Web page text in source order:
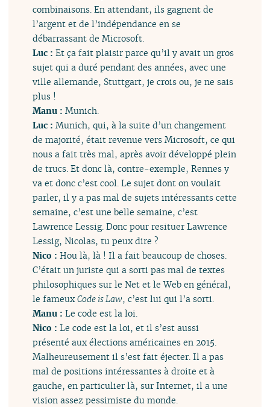
combinaisons. En attendant, ils gagnent de
l’argent et de l’indépendance en se
débarrassant de Microsoft.
Luc :Et ça fait plaisir parce qu’il y avait un gros
sujet qui a duré pendant des années, avec une
ville allemande, Stuttgart, je crois ou, je ne sais
plus !
Manu :Munich.
Luc :Munich, qui, à la suite d’un changement
de majorité, était revenue vers Microsoft, ce qui
nous a fait très mal, après avoir développé plein
de trucs. Et donc là, contre-exemple, Rennes y
va et donc c’est cool. Le sujet dont on voulait
parler, il y a pas mal de sujets intéressants cette
semaine, c’est une belle semaine, c’est
Lawrence Lessig. Donc pour resituer Lawrence
Lessig, Nicolas, tu peux dire ?
Nico :Hou là, là ! Il a fait beaucoup de choses.
C’était un juriste qui a sorti pas mal de textes
philosophiques sur le Net et le Web en général,
le fameuxCode is Law, c’est lui qui l’a sorti.
Manu :Le code est la loi.
Nico :Le code est la loi, et il s’est aussi
présenté aux élections américaines en 2015.
Malheureusement il s’est fait éjecter. Il a pas
mal de positions intéressantes à droite et à
gauche, en particulier là, sur Internet, il a une
vision assez pessimiste du monde.